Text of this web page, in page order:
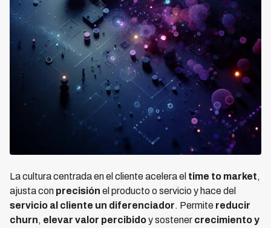
La cultura centrada en el cliente acelera el time to market,
ajusta con precisión el producto o servicio y hace del
servicio al cliente un diferenciador. Permite reducir
churn, elevar valor percibidoy sostener crecimiento y